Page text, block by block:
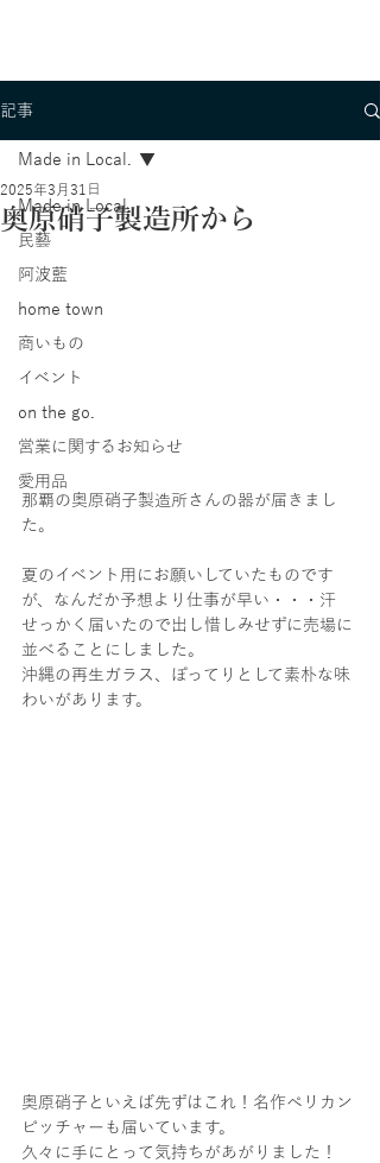
記事
Made in Local.
民藝
阿波藍
home town
商いもの
イベント
on the go.
営業に関するお知らせ
愛用品
Made in Local.
奥原硝子製造所から
2025年3月31日
那覇の奥原硝子製造所さんの器が届きまし
た。
夏のイベント用にお願いしていたものです
が、なんだか予想より仕事が早い・・・汗
せっかく届いたので出し惜しみせずに売場に
並べることにしました。
沖縄の再生ガラス、ぽってりとして素朴な味
わいがあります。
奥原硝子といえば先ずはこれ！名作ペリカン
ピッチャーも届いています。
久々に手にとって気持ちがあがりました！